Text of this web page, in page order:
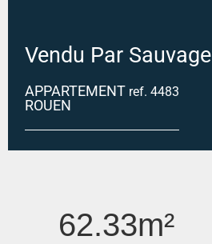
Vendu Par Sauvage
APPARTEMENT ref. 4483
ROUEN
62.33m²